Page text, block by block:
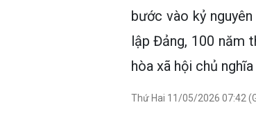
bước vào kỷ
lập Đảng, 100 năm
hòa xã hội chủ
Thứ Hai 11/05/2026 07:42